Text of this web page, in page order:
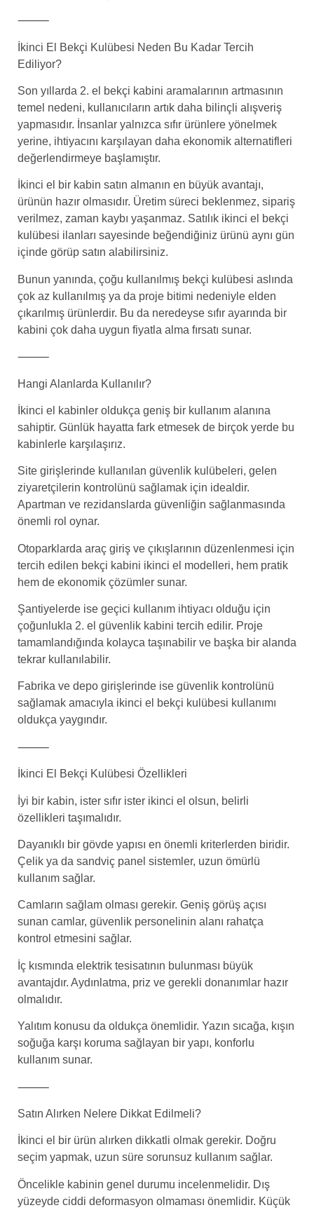
⸻
İkinci El Bekçi Kulübesi Neden Bu Kadar Tercih
Ediliyor?
Son yıllarda 2. el bekçi kabini aramalarının artmasının
temel nedeni, kullanıcıların artık daha bilinçli alışveriş
yapmasıdır. İnsanlar yalnızca sıfır ürünlere yönelmek
yerine, ihtiyacını karşılayan daha ekonomik alternatifleri
değerlendirmeye başlamıştır.
İkinci el bir kabin satın almanın en büyük avantajı,
ürünün hazır olmasıdır. Üretim süreci beklenmez, sipariş
verilmez, zaman kaybı yaşanmaz. Satılık ikinci el bekçi
kulübesi ilanları sayesinde beğendiğiniz ürünü aynı gün
içinde görüp satın alabilirsiniz.
Bunun yanında, çoğu kullanılmış bekçi kulübesi aslında
çok az kullanılmış ya da proje bitimi nedeniyle elden
çıkarılmış ürünlerdir. Bu da neredeyse sıfır ayarında bir
kabini çok daha uygun fiyatla alma fırsatı sunar.
⸻
Hangi Alanlarda Kullanılır?
İkinci el kabinler oldukça geniş bir kullanım alanına
sahiptir. Günlük hayatta fark etmesek de birçok yerde bu
kabinlerle karşılaşırız.
Site girişlerinde kullanılan güvenlik kulübeleri, gelen
ziyaretçilerin kontrolünü sağlamak için idealdir.
Apartman ve rezidanslarda güvenliğin sağlanmasında
önemli rol oynar.
Otoparklarda araç giriş ve çıkışlarının düzenlenmesi için
tercih edilen bekçi kabini ikinci el modelleri, hem pratik
hem de ekonomik çözümler sunar.
Şantiyelerde ise geçici kullanım ihtiyacı olduğu için
çoğunlukla 2. el güvenlik kabini tercih edilir. Proje
tamamlandığında kolayca taşınabilir ve başka bir alanda
tekrar kullanılabilir.
Fabrika ve depo girişlerinde ise güvenlik kontrolünü
sağlamak amacıyla ikinci el bekçi kulübesi kullanımı
oldukça yaygındır.
⸻
İkinci El Bekçi Kulübesi Özellikleri
İyi bir kabin, ister sıfır ister ikinci el olsun, belirli
özellikleri taşımalıdır.
Dayanıklı bir gövde yapısı en önemli kriterlerden biridir.
Çelik ya da sandviç panel sistemler, uzun ömürlü
kullanım sağlar.
Camların sağlam olması gerekir. Geniş görüş açısı
sunan camlar, güvenlik personelinin alanı rahatça
kontrol etmesini sağlar.
İç kısmında elektrik tesisatının bulunması büyük
avantajdır. Aydınlatma, priz ve gerekli donanımlar hazır
olmalıdır.
Yalıtım konusu da oldukça önemlidir. Yazın sıcağa, kışın
soğuğa karşı koruma sağlayan bir yapı, konforlu
kullanım sunar.
⸻
Satın Alırken Nelere Dikkat Edilmeli?
İkinci el bir ürün alırken dikkatli olmak gerekir. Doğru
seçim yapmak, uzun süre sorunsuz kullanım sağlar.
Öncelikle kabinin genel durumu incelenmelidir. Dış
yüzeyde ciddi deformasyon olmaması önemlidir. Küçük